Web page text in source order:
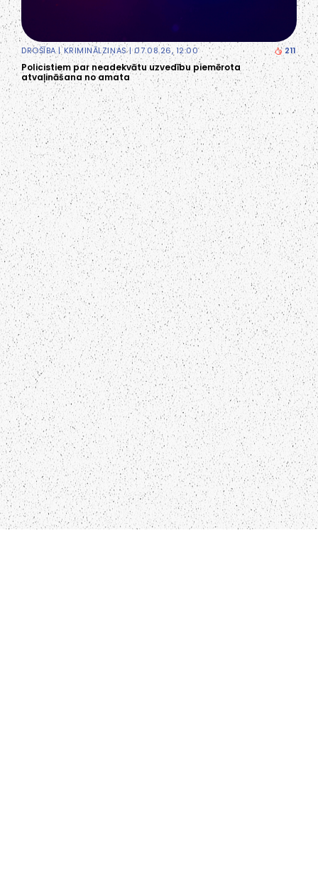
DROŠĪBA|KRIMINĀLZIŅAS| 07.08.26, 12:00 211
Policistiem par neadekvātu uzvedību piemērota
atvaļināšana no amata